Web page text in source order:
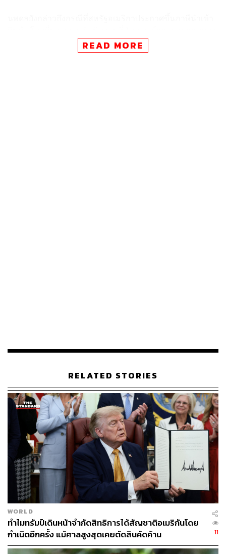
นายกรัฐมนตรี พร้อมยืนยันว่ารัฐบาลไม่ได้ดำเนินการล่าช้า
เนื่องจากได้มีการตั้งคณะกรรมการนโยบายการค้า
นอกจากนี้ ศิริกัญญายังกล่าวถึงประเด็นที่อาจส่งผลกระทบต่อ
ความสัมพันธ์ระหว่างไทยและสหรัฐฯ เช่น กรณีการส่งชาวอุ
ยกูร์กลับประเทศจีน และการจับนักวิชาการชาวสหรัฐฯ โดย
ตั้งข้อสังเกตว่าอาจส่งผลต่อการเจรจาทางการค้าได้
TAGS: การเจรจาการค้า พรรคประชาชน
Trump 2.0
TARIFF WAR
Donald Trump USA
เจรจา
กำแพงภาษีสหรัฐฯ
นพดล ปัทมะ
ศิริกัญญา ตันสกุล
READ MORE
RELATED STORIES
WORLD
ทำไมทรัมป์เดินหน้าจำกัดสิทธิการได้สัญชาติอเมริกันโดย
กำเนิดอีกครั้ง แม้ศาลสูงสุดเคยตัดสินคัดค้าน
11